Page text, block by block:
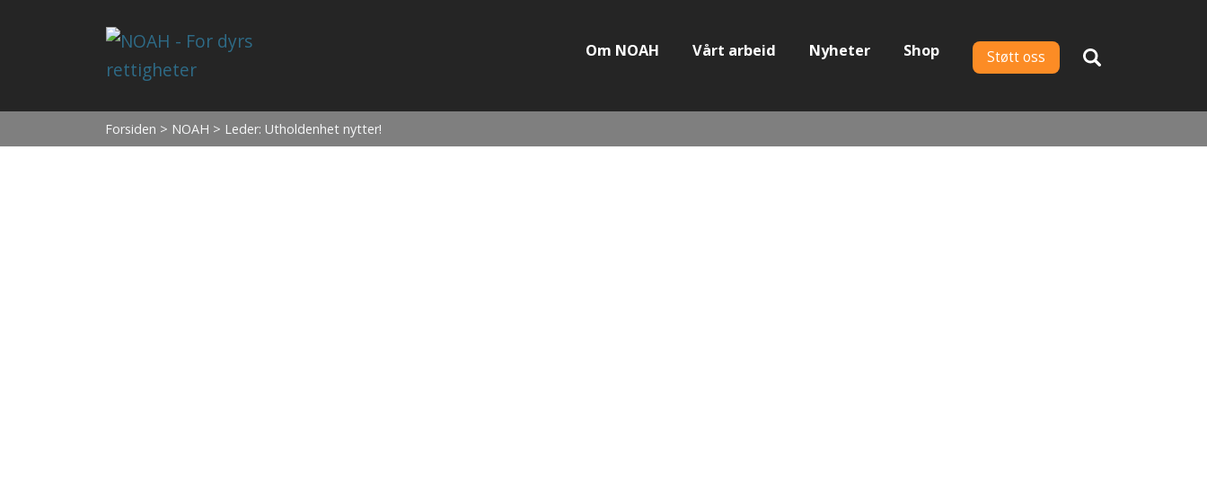
Støtt oss
Om NOAH Vårt arbeid Nyheter Shop
Forsiden > NOAH > Leder: Utholdenhet nytter!